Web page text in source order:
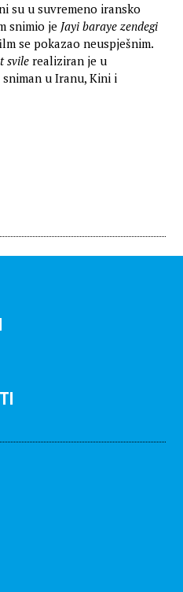
su u suvremeno iransko
snimio je Jayi baraye zendegi
se pokazao neuspješnim.
svile realiziran je u
u Iranu, Kini i